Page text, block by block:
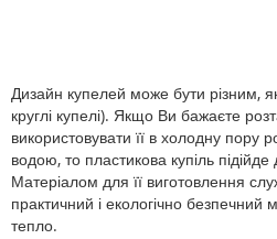
Дизайн купелей може бути різним,
круглі купелі). Якщо Ви бажаєте
використовувати її в холодну
водою, то пластикова купіль
Матеріалом для її виготовлення
практичний і екологічно безпечний
тепло.